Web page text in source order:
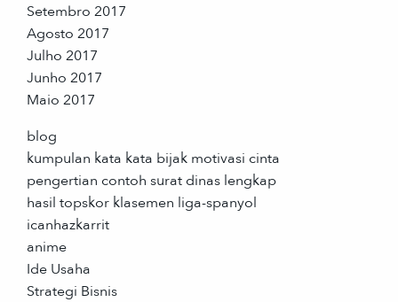
Setembro 2017
Agosto 2017
Julho 2017
Junho 2017
Maio 2017
blog
kumpulan kata kata bijak motivasi cinta
pengertian contoh surat dinas lengkap
hasil topskor klasemen liga-spanyol
icanhazkarrit
anime
Ide Usaha
Strategi Bisnis